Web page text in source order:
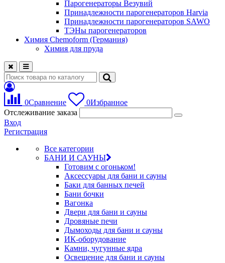
Парогенераторы Везувий
Принадлежности парогенераторов Harvia
Принадлежности парогенераторов SAWO
ТЭНы парогенераторов
Химия Chemoform (Германия)
Химия для пруда
0Сравнение 0Избранное
Отслеживание заказа
Вход
Регистрация
Все категории
БАНИ И САУНЫ
Готовим с огоньком!
Аксессуары для бани и сауны
Баки для банных печей
Бани бочки
Вагонка
Двери для бани и сауны
Дровяные печи
Дымоходы для бани и сауны
ИК-оборудование
Камни, чугунные ядра
Освещение для бани и сауны